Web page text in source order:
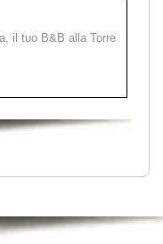
il tuo B&B alla Torre